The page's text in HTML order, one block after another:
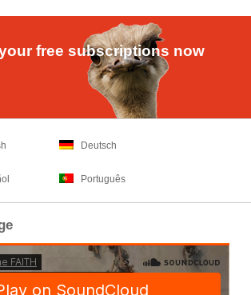
free subscriptions now
Deutsch
Português